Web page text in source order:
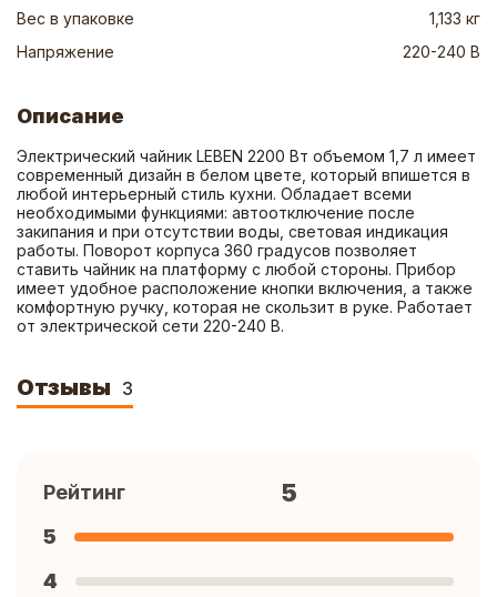
Вес в упаковке
1,133 кг
Напряжение
220-240 В
Описание
Электрический чайник LEBEN 2200 Вт объемом 1,7 л имеет
современный дизайн в белом цвете, который впишется в
любой интерьерный стиль кухни. Обладает всеми
необходимыми функциями: автоотключение после
закипания и при отсутствии воды, световая индикация
работы. Поворот корпуса 360 градусов позволяет
ставить чайник на платформу с любой стороны. Прибор
имеет удобное расположение кнопки включения, а также
комфортную ручку, которая не скользит в руке. Работает
от электрической сети 220-240 В.
Отзывы 3
Рейтинг 5
5
4